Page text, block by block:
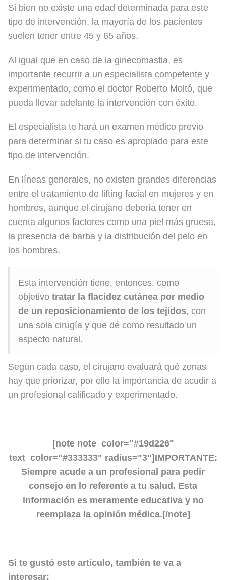
Si bien no existe una edad determinada para este
tipo de intervención, la mayoría de los pacientes
suelen tener entre 45 y 65 años.
Al igual que en caso de la ginecomastia, es
importante recurrir a un especialista competente y
experimentado, como el doctor Roberto Moltó, que
pueda llevar adelante la intervención con éxito.
El especialista te hará un examen médico previo
para determinar si tu caso es apropiado para este
tipo de intervención.
En líneas generales, no existen grandes diferencias
entre el tratamiento de lifting facial en mujeres y en
hombres, aunque el cirujano debería tener en
cuenta algunos factores como una piel más gruesa,
la presencia de barba y la distribución del pelo en
los hombres.
Esta intervención tiene, entonces, como
objetivo tratar la flacidez cutánea por medio
de un reposicionamiento de los tejidos, con
una sola cirugía y que dé como resultado un
aspecto natural.
Según cada caso, el cirujano evaluará qué zonas
hay que priorizar, por ello la importancia de acudir a
un profesional calificado y experimentado.
[note note_color="#19d226"
text_color="#333333" radius="3"]IMPORTANTE:
Siempre acude a un profesional para pedir
consejo en lo referente a tu salud. Esta
información es meramente educativa y no
reemplaza la opinión médica.[/note]
Si te gustó este artículo, también te va a
interesar: